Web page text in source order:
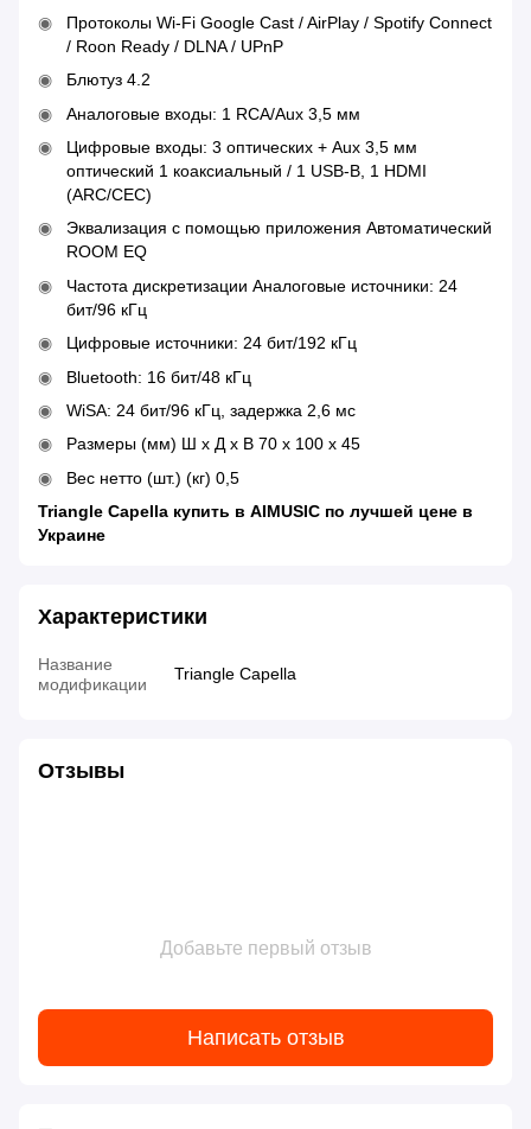
Протоколы Wi-Fi Google Cast / AirPlay / Spotify Connect
/ Roon Ready / DLNA / UPnP
Блютуз 4.2
Аналоговые входы: 1 RCA/Aux 3,5 мм
Цифровые входы: 3 оптических + Aux 3,5 мм
оптический 1 коаксиальный / 1 USB-B, 1 HDMI
(ARC/CEC)
Эквализация с помощью приложения Автоматический
ROOM EQ
Частота дискретизации Аналоговые источники: 24
бит/96 кГц
Цифровые источники: 24 бит/192 кГц
Bluetooth: 16 бит/48 кГц
WiSA: 24 бит/96 кГц, задержка 2,6 мс
Размеры (мм) Ш х Д х В 70 х 100 х 45
Вес нетто (шт.) (кг) 0,5
Triangle Capella купить в AIMUSIC по лучшей цене в
Украине
Характеристики
Название
модификации
Triangle Capella
Отзывы
Добавьте первый отзыв
Написать отзыв